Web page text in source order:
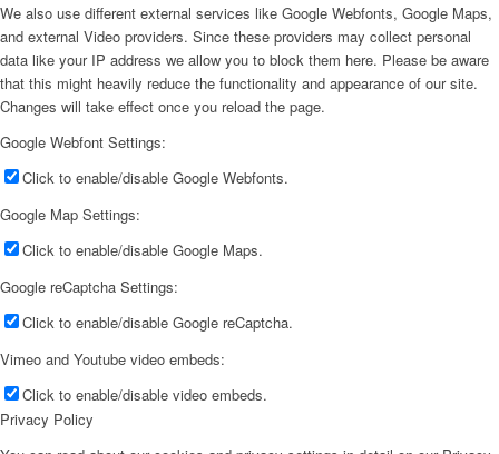
We also use different external services like Google Webfonts, Google Maps,
and external Video providers. Since these providers may collect personal
data like your IP address we allow you to block them here. Please be aware
that this might heavily reduce the functionality and appearance of our site.
Changes will take effect once you reload the page.
Google Webfont Settings:
Click to enable/disable Google Webfonts.
Google Map Settings:
Click to enable/disable Google Maps.
Google reCaptcha Settings:
Click to enable/disable Google reCaptcha.
Vimeo and Youtube video embeds:
Click to enable/disable video embeds.
Privacy Policy